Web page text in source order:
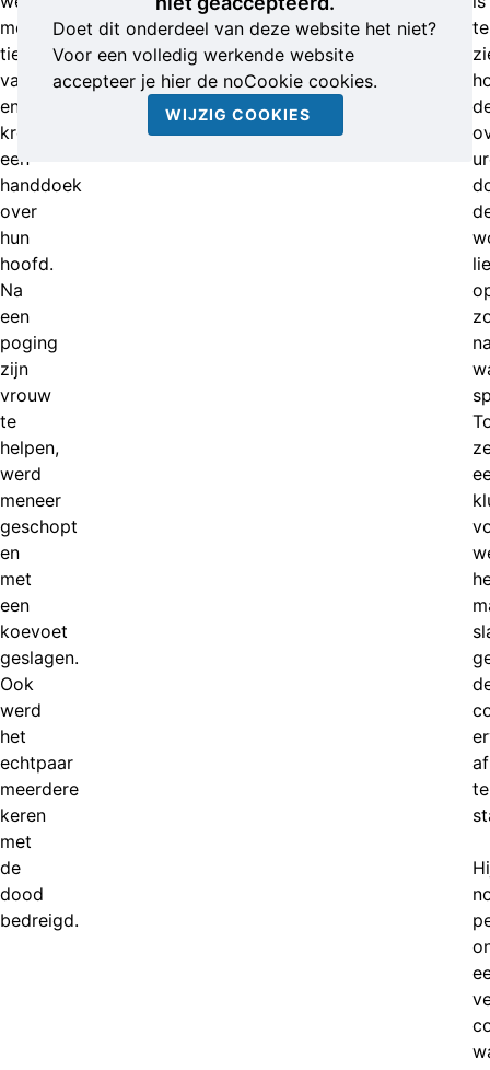
met
tiewraps
vastgebonden
en
kregen
een
handdoek
over
hun
hoofd.
Na
een
poging
zijn
vrouw
te
helpen,
werd
meneer
geschopt
en
met
een
koevoet
geslagen.
Ook
werd
het
echtpaar
meerdere
keren
met
de
dood
bedreigd.
Doet dit onderdeel van deze website het niet?
Voor een volledig werkende website
accepteer je hier de noCookie cookies.
WIJZIG COOKIES
te
af
te